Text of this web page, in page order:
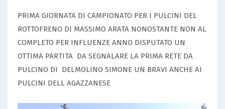
PRIMA GIORNATA DI CAMPIONATO PER I PULCINI DEL
ROTTOFRENO DI MASSIMO ARATA NONOSTANTE NON AL
COMPLETO PER INFLUENZE ANNO DISPUTATO UN
OTTIMA PARTITA DA SEGNALARE LA PRIMA RETE DA
PULCINO DI DELMOLINO SIMONE UN BRAVI ANCHE AI
PULCINI DELL AGAZZANESE